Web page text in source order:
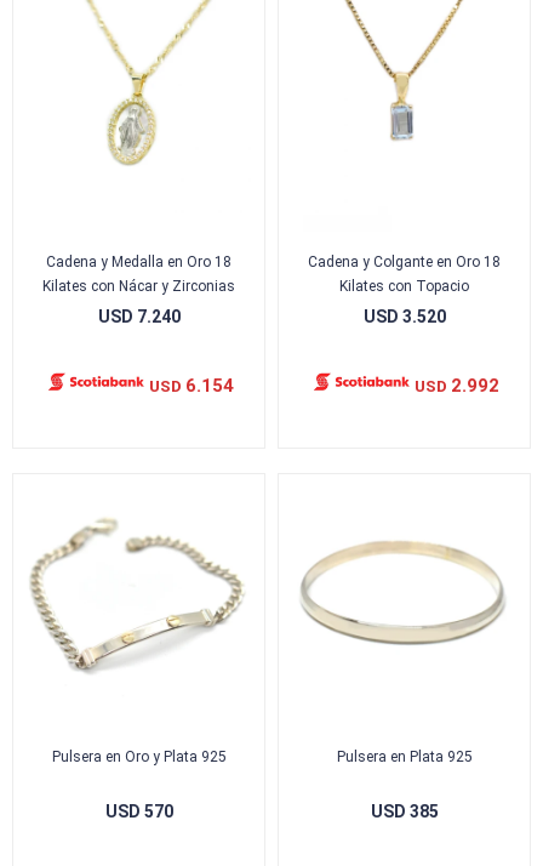
Cadena y Medalla en Oro 18
Kilates con Nácar y Zirconias
USD 7.240
USD 6.154
Cadena y Colgante en Oro 18
Kilates con Topacio
USD 3.520
USD 2.992
Pulsera en Oro y Plata 925
USD 570
Pulsera en Plata 925
USD 385